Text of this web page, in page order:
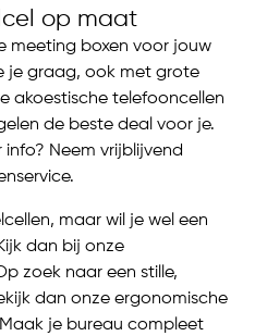
op maat
meeting boxen voor jouw
je graag, ook met grote
akoestische telefooncellen
de beste deal voor je.
Neem vrijblijvend
maar wil je wel een
dan bij onze
zoek naar een stille,
dan onze ergonomische
je bureau compleet